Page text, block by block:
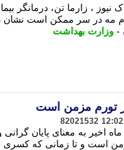
، زارما تن، درمانگر
- وزارت بهداشت
تورم مزمن است
82021532
اخیر به معنای پایان گرانی
است و تا زمانی که کسری